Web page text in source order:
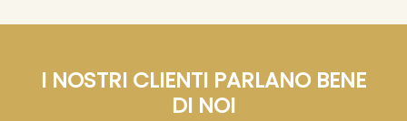
I NOSTRI CLIENTI PARLANO BENE
DI NOI